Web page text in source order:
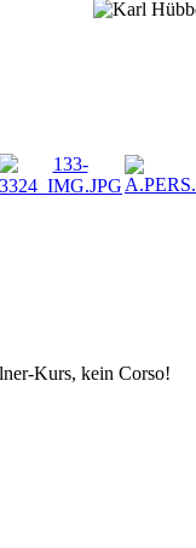
Kurs, kein Corso!